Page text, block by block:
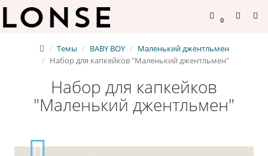
0
Темы BABY BOY
Маленький джентльмен
Набор для капкейков "Маленький джентльмен"
Набор для капкейков
"Маленький джентльмен"